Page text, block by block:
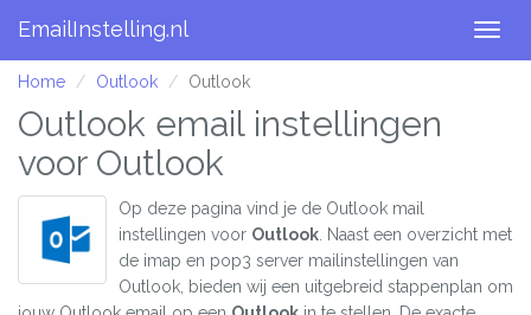
EmailInstelling.nl
Home Outlook Outlook
Outlook email instellingen
voor Outlook
Op deze pagina vind je de Outlook mail
instellingen voor Outlook . Naast een overzicht met
de imap en pop3 server mailinstellingen van
Outlook, bieden wij een uitgebreid stappenplan om